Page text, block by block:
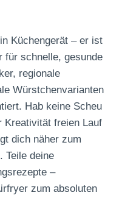
Küchengerät – er ist
für schnelle, gesunde
regionale
Würstchenvarianten
Hab keine Scheu
Kreativität freien Lauf
dich näher zum
Teile deine
–
zum absoluten